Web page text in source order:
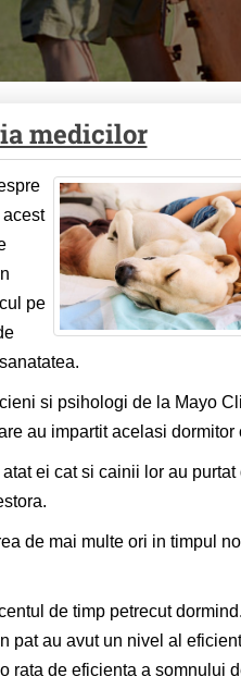
medicilor
pe
si psihologi de la Mayo
au impartit acelasi dormitor
ei cat si cainii lor au
de mai multe ori in timpul
de timp petrecut
pat au avut un nivel al
rata de eficienta a somnului